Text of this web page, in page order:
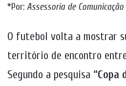
*Por: Assessoria de Comunicação
O futebol volta a mostrar
território de encontro
Segundo a pesquisa “Copa